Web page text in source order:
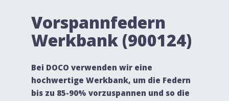
Vorspannfedern
Werkbank (900124)
Bei DOCO verwenden wir eine
hochwertige Werkbank, um die Federn
bis zu 85-90% vorzuspannen und so die